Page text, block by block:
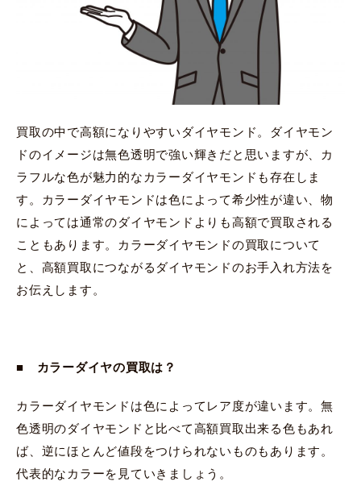
買取の中で高額になりやすいダイヤモンド。ダイヤモン
ドのイメージは無色透明で強い輝きだと思いますが、カ
ラフルな色が魅力的なカラーダイヤモンドも存在しま
す。カラーダイヤモンドは色によって希少性が違い、物
によっては通常のダイヤモンドよりも高額で買取される
こともあります。カラーダイヤモンドの買取について
と、高額買取につながるダイヤモンドのお手入れ方法を
お伝えします。
■ カラーダイヤの買取は？
カラーダイヤモンドは色によってレア度が違います。無
色透明のダイヤモンドと比べて高額買取出来る色もあれ
ば、逆にほとんど値段をつけられないものもあります。
代表的なカラーを見ていきましょう。